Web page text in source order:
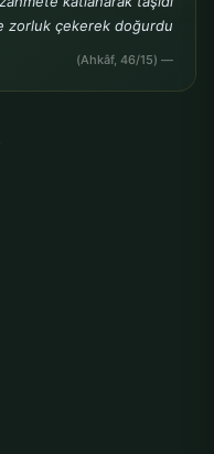
zorluk çekerek doğurdu…"
— (Ahkâf, 46/15)